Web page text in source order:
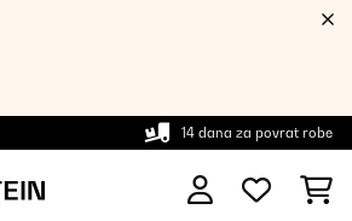
14 dana za povrat robe